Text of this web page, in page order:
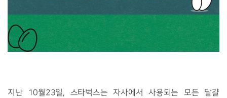
지난 10월23일, 스타벅스는 자사에서 사용되는 모든 달걀